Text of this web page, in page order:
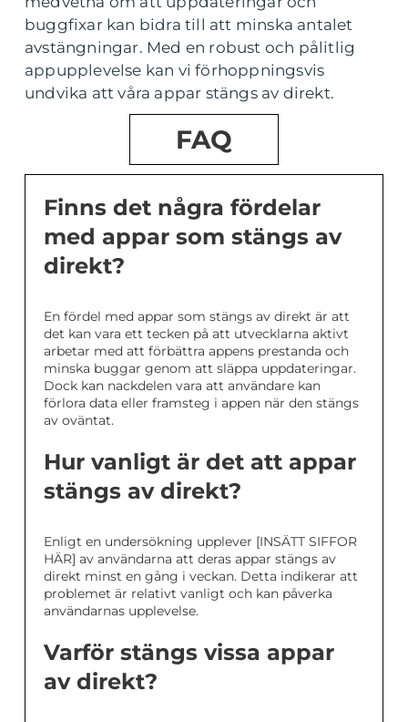
buggfixar kan bidra till att minska antalet
avstängningar. Med en robust och pålitlig
appupplevelse kan vi förhoppningsvis
undvika att våra appar stängs av direkt.
FAQ
Finns det några fördelar
med appar som stängs av
direkt?
En fördel med appar som stängs av direkt är att
det kan vara ett tecken på att utvecklarna aktivt
arbetar med att förbättra appens prestanda och
minska buggar genom att släppa uppdateringar.
Dock kan nackdelen vara att användare kan
förlora data eller framsteg i appen när den stängs
av oväntat.
Hur vanligt är det att appar
stängs av direkt?
Enligt en undersökning upplever [INSÄTT SIFFOR
HÄR] av användarna att deras appar stängs av
direkt minst en gång i veckan. Detta indikerar att
problemet är relativt vanligt och kan påverka
användarnas upplevelse.
Varför stängs vissa appar
av direkt?